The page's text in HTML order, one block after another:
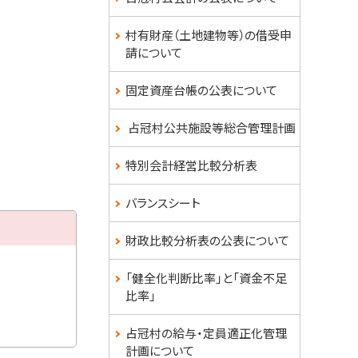
村有財産（土地建物等）の借受申
請について
固定資産台帳の公表について
占冠村公共施設等総合管理計画
特別会計経営比較分析表
バランスシート
財政比較分析表の公表について
「健全化判断比率」と「資金不足
比率」
占冠村の給与・定員適正化管理
計画について